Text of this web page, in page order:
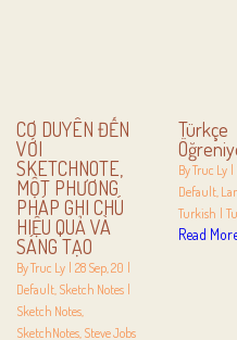
CƠ DUYÊN ĐẾN
VỚI
SKETCHNOTE,
MỘT PHƯƠNG
PHÁP GHI CHÚ
HIỆU QUẢ VÀ
SÁNG TẠO
ByTruc Ly 28 Sep, 20
Default Sketch Notes
Sketch Notes
SketchNotes Steve Jobs
Türkçe
ByTruc Ly
Default
Turkish
Read